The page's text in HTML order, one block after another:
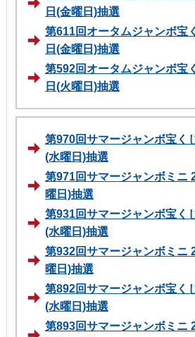
日(金曜日)抽選
第611回オータムジャンボ宝
日(金曜日)抽選
第592回オータムジャンボ宝
日(火曜日)抽選
第970回サマージャンボ宝く
(水曜日)抽選
第971回サマージャンボミニ
曜日)抽選
第931回サマージャンボ宝く
(水曜日)抽選
第932回サマージャンボミニ
曜日)抽選
第892回サマージャンボ宝く
(水曜日)抽選
第893回サマージャンボミニ